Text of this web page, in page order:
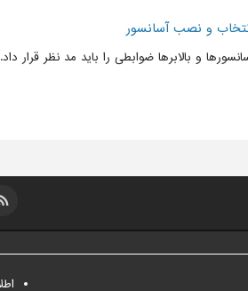
و نصب آسانسور
و بالابرها ضوابطی را باید مد نظر قرار داد.